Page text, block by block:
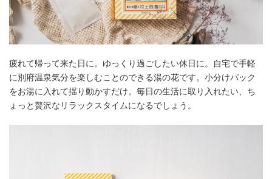
疲れて帰って来た日に。ゆっくり過ごしたい休日に。自宅で手軽
に別府温泉気分を楽しむことのできる湯の花です。小分けパック
をお湯に入れて揺り動かすだけ。毎日の生活に取り入れたい、ち
ょっと贅沢なリラックスタイムになるでしょう。